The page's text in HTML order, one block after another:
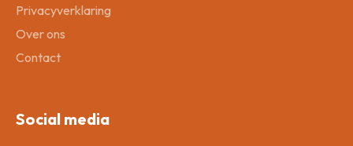
Privacyverklaring
Over ons
Contact
Social media